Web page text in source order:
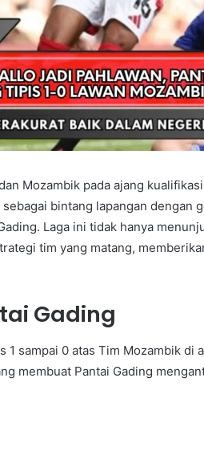
Mozambik pada ajang
bintang lapangan dengan
Laga ini tidak hanya
tim yang matang,
Gading
sampai 0 atas Tim Mozambik di
membuat Pantai Gading